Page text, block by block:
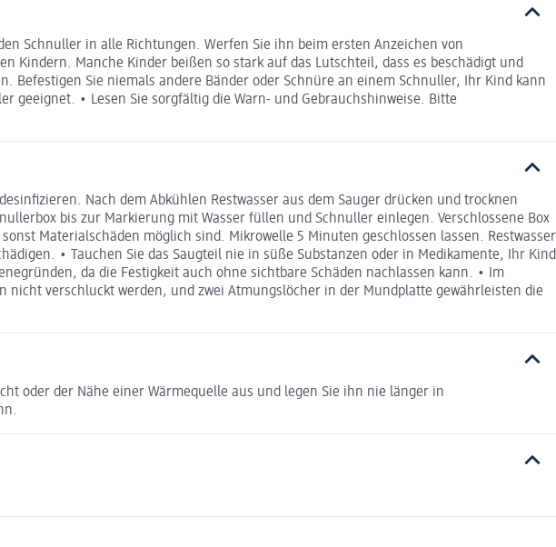
Schnuller in alle Richtungen. Werfen Sie ihn beim ersten Anzeichen von
Kindern. Manche Kinder beißen so stark auf das Lutschteil, dass es beschädigt und
Befestigen Sie niemals andere Bänder oder Schnüre an einem Schnuller, Ihr Kind kann
geeignet. • Lesen Sie sorgfältig die Warn- und Gebrauchshinweise. Bitte
Nach dem Abkühlen Restwasser aus dem Sauger drücken und trocknen
bis zur Markierung mit Wasser füllen und Schnuller einlegen. Verschlossene Box
Materialschäden möglich sind. Mikrowelle 5 Minuten geschlossen lassen. Restwasser
• Tauchen Sie das Saugteil nie in süße Substanzen oder in Medikamente, Ihr Kind
da die Festigkeit auch ohne sichtbare Schäden nachlassen kann. • Im
verschluckt werden, und zwei Atmungslöcher in der Mundplatte gewährleisten die
oder der Nähe einer Wärmequelle aus und legen Sie ihn nie länger in